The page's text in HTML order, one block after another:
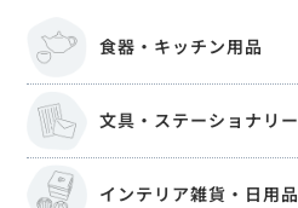
食器・キッチン用品
文具・ステーショナリー
インテリア雑貨・日用品